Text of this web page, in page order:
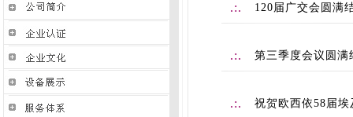
.:. 120届广交会圆满
.:. 第三季度会议圆满
.:. 祝贺欧西依58届